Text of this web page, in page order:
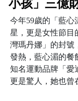
小孩」三億
今年59歲的「藍心
星，更是女性節目
灣瑪丹娜」的封號
發熱，藍心湄的餐
知名運動品牌「愛
更是驚人，她也曾